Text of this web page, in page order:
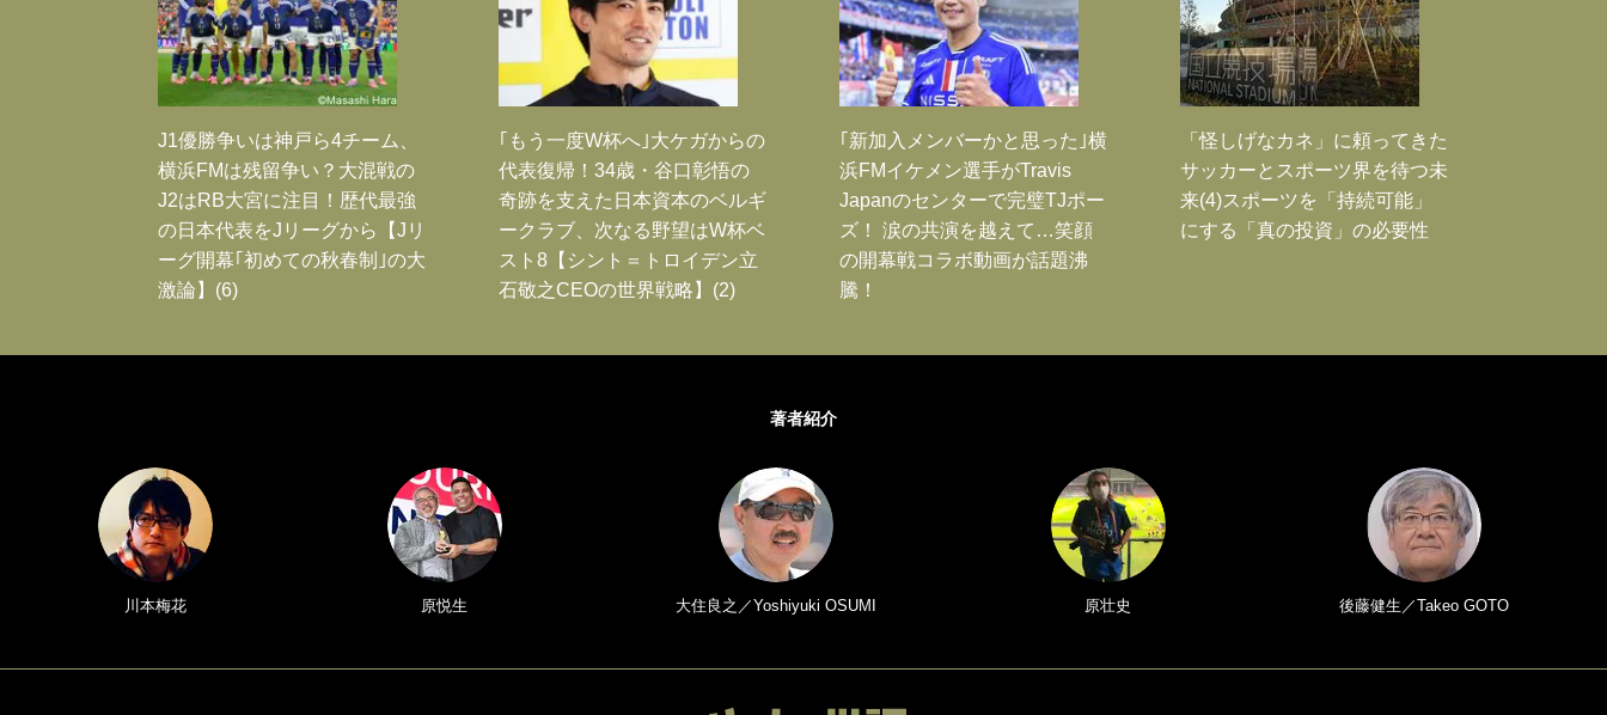
J1優勝争いは神戸ら4チーム、
横浜FMは残留争い？大混戦の
J2はRB大宮に注目！歴代最強
の日本代表をJリーグから【Jリ
ーグ開幕｢初めての秋春制｣の大
激論】(6)
｢もう一度W杯へ｣大ケガからの
代表復帰！34歳・谷口彰悟の
奇跡を支えた日本資本のベルギ
ークラブ、次なる野望はW杯ベ
スト8【シント＝トロイデン立
石敬之CEOの世界戦略】(2)
｢新加入メンバーかと思った｣横
浜FMイケメン選手がTravis
Japanのセンターで完璧TJポー
ズ！ 涙の共演を越えて…笑顔
の開幕戦コラボ動画が話題沸
騰！
「怪しげなカネ」に頼ってきた
サッカーとスポーツ界を待つ未
来(4)スポーツを「持続可能」
にする「真の投資」の必要性
著者紹介
川本梅花 原悦生 大住良之／Yoshiyuki OSUMI 原壮史 後藤健生／Takeo GOTO